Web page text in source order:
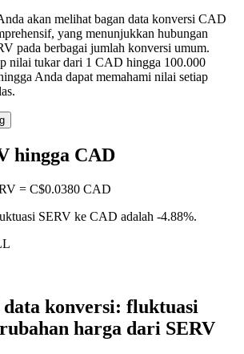
akan melihat bagan data konversi CAD
yang menunjukkan hubungan
pada berbagai jumlah konversi umum.
nilai tukar dari 1 CAD hingga 100.000
Anda dapat memahami nilai setiap
hingga CAD
= C$0.0380 CAD
SERV ke CAD adalah -4.88%.
konversi: fluktuasi
harga dari SERV